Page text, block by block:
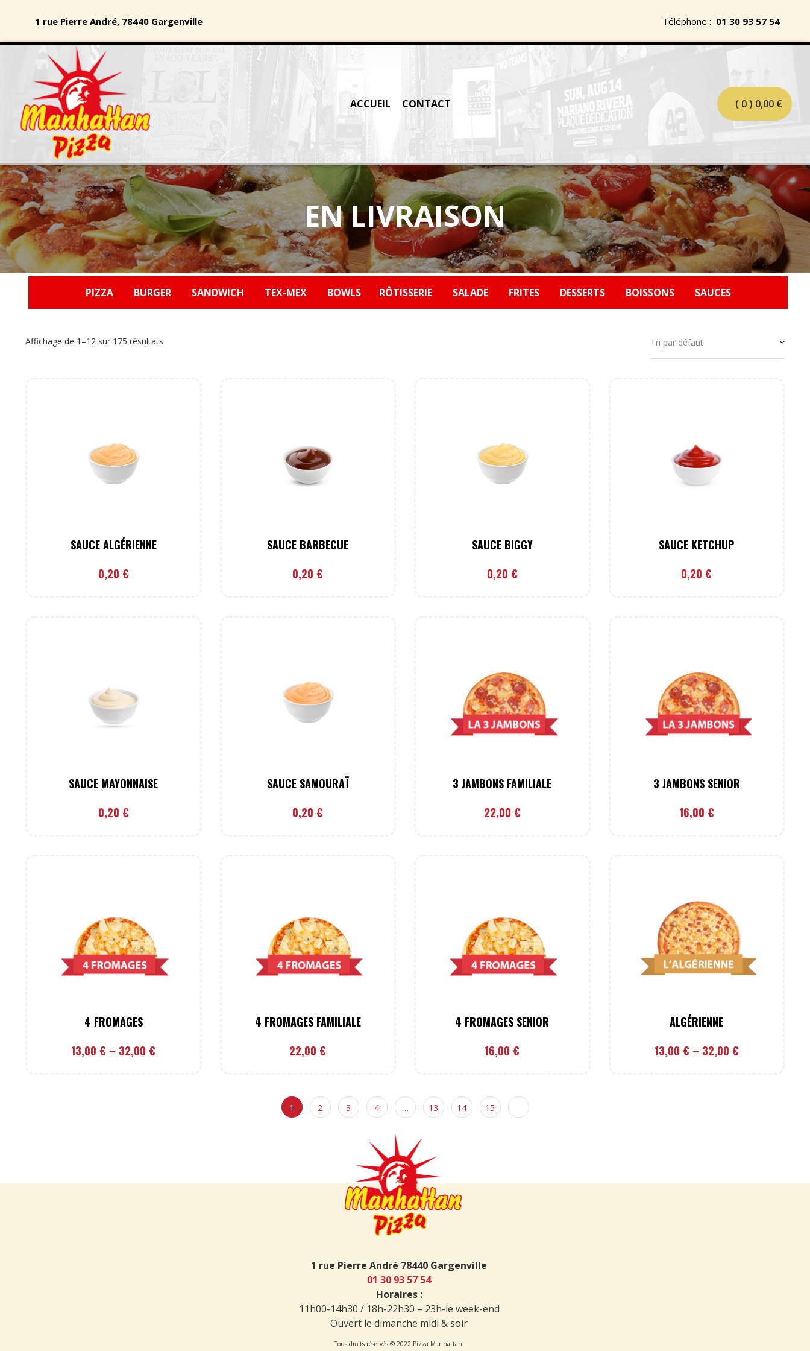
1 rue Pierre André, 78440 Gargenville Téléphone : 01 30 93 57 54
ACCUEIL CONTACT ( 0 ) 0,00 €
EN LIVRAISON
PIZZA BURGER SANDWICH TEX-MEX BOWLS RÔTISSERIE SALADE FRITES DESSERTS BOISSONS SAUCES
Affichage de 1–12 sur 175 résultats
SAUCE ALGÉRIENNE
0,20 €
SAUCE BARBECUE
0,20 €
SAUCE BIGGY
0,20 €
SAUCE KETCHUP
0,20 €
SAUCE MAYONNAISE
0,20 €
SAUCE SAMOURAÏ
0,20 €
3 JAMBONS FAMILIALE
22,00 €
3 JAMBONS SENIOR
16,00 €
4 FROMAGES
13,00 € – 32,00 €
4 FROMAGES FAMILIALE
22,00 €
4 FROMAGES SENIOR
16,00 €
ALGÉRIENNE
13,00 € – 32,00 €
1 2 3 4 … 13 14 15
1 rue Pierre André 78440 Gargenville
01 30 93 57 54
Horaires :
11h00-14h30 / 18h-22h30 – 23h-le week-end
Ouvert le dimanche midi & soir
Tous droits réservés © 2022 Pizza Manhattan.